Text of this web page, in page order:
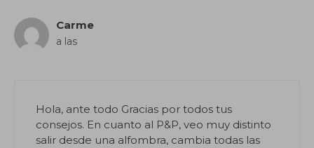
Carme
a las
Hola, ante todo Gracias por todos tus
consejos. En cuanto al P&P, veo muy distinto
salir desde una alfombra, cambia todas las